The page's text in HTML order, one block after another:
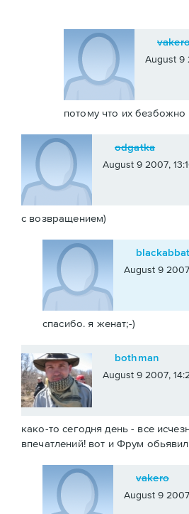
August 9
потому что их
odgatka
August 9 2007,
с возвращением)
blackabbat
August 9
спасибо. я женат;-)
bothman
August 9 2007,
како-то сегодня день - все
впечатлений! вот и Фрум
vakero
August 9